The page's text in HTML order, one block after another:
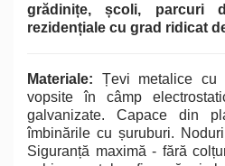
grădinițe, școli, parcuri
rezidențiale cu grad ridicat
Materiale: Țevi metalice cu
vopsite în câmp
galvanizate. Capace din
îmbinările cu șuruburi.
Siguranță maximă - fără